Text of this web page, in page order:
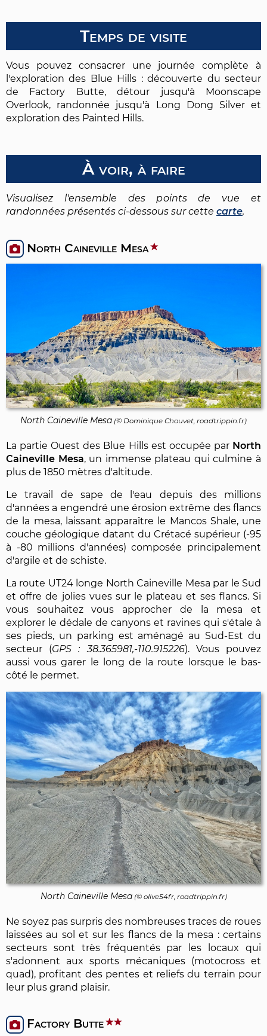
Temps de visite
Vous pouvez consacrer une journée complète à
l'exploration des Blue Hills : découverte du secteur
de Factory Butte, détour jusqu'à Moonscape
Overlook, randonnée jusqu'à Long Dong Silver et
exploration des Painted Hills.
À voir, à faire
Visualisez l'ensemble des points de vue et
randonnées présentés ci-dessous sur cette carte.
North Caineville Mesa
North Caineville Mesa (© Dominique Chouvet, roadtrippin.fr)
La partie Ouest des Blue Hills est occupée par North
Caineville Mesa, un immense plateau qui culmine à
plus de 1850 mètres d'altitude.
Le travail de sape de l'eau depuis des millions
d'années a engendré une érosion extrême des flancs
de la mesa, laissant apparaître le Mancos Shale, une
couche géologique datant du Crétacé supérieur (-95
à -80 millions d'années) composée principalement
d'argile et de schiste.
La route UT24 longe North Caineville Mesa par le Sud
et offre de jolies vues sur le plateau et ses flancs. Si
vous souhaitez vous approcher de la mesa et
explorer le dédale de canyons et ravines qui s'étale à
ses pieds, un parking est aménagé au Sud-Est du
secteur (
38.365981,-110.915226). Vous pouvez
aussi vous garer le long de la route lorsque le bas-
côté le permet.
North Caineville Mesa(© olive54fr, roadtrippin.fr)
Ne soyez pas surpris des nombreuses traces de roues
laissées au sol et sur les flancs de la mesa : certains
secteurs sont très fréquentés par les locaux qui
s'adonnent aux sports mécaniques (motocross et
quad), profitant des pentes et reliefs du terrain pour
leur plus grand plaisir.
Factory Butte